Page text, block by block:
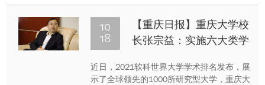
殷殷嘱托，不负时代、不负韶华，从党史学
习教育中汲取前进力量，在担当奋斗中绽放
青春风采，努力成为堪当民族复兴重任的时
10
18
【重庆日报】重庆大学校
长张宗益：实施六大类学
学科高峰
近日，2021软科世界大学学术排名发布，展
示了全球领先的1000所研究型大学，重庆大